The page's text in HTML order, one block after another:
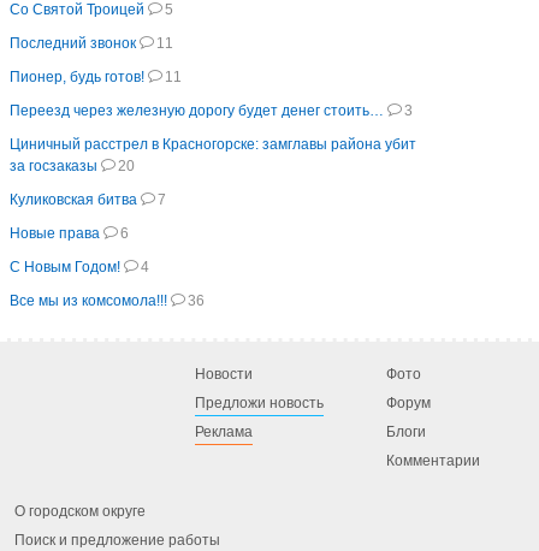
Со Святой Троицей
5
Последний звонок
11
Пионер, будь готов!
11
Переезд через железную дорогу будет денег стоить…
3
Циничный расстрел в Красногорске: замглавы района убит
за госзаказы
20
Куликовская битва
7
Новые права
6
С Новым Годом!
4
Все мы из комсомола!!!
36
Новости
Предложи новость
Реклама
Фото
Форум
Блоги
Комментарии
О городском округе
Поиск и предложение работы